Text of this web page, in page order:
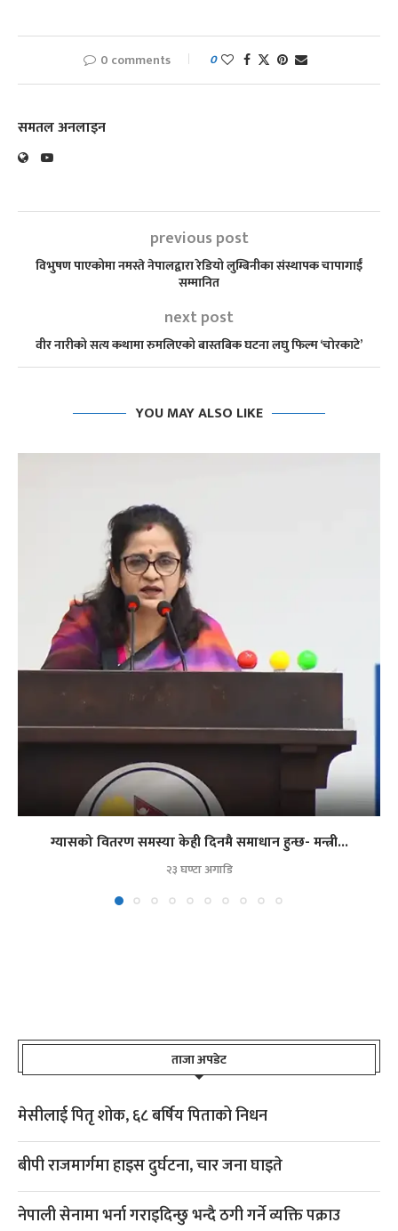
0 comments 0
समतल अनलाइन
previous post
विभुषण पाएकोमा नमस्ते नेपालद्वारा रेडियो लुम्बिनीका संस्थापक चापागाईं
सम्मानित
next post
वीर नारीको सत्य कथामा रुमलिएको बास्तबिक घटना लघु फिल्म ‘चोरकाटे’
YOU MAY ALSO LIKE
ग्यासको वितरण समस्या केही दिनमै समाधान हुन्छ- मन्त्री...
२३ घण्टा अगाडि
ताजा अपडेट
मेसीलाई पितृ शोक, ६८ बर्षिय पिताको निधन
बीपी राजमार्गमा हाइस दुर्घटना, चार जना घाइते
नेपाली सेनामा भर्ना गराइदिन्छु भन्दै ठगी गर्ने व्यक्ति पक्राउ